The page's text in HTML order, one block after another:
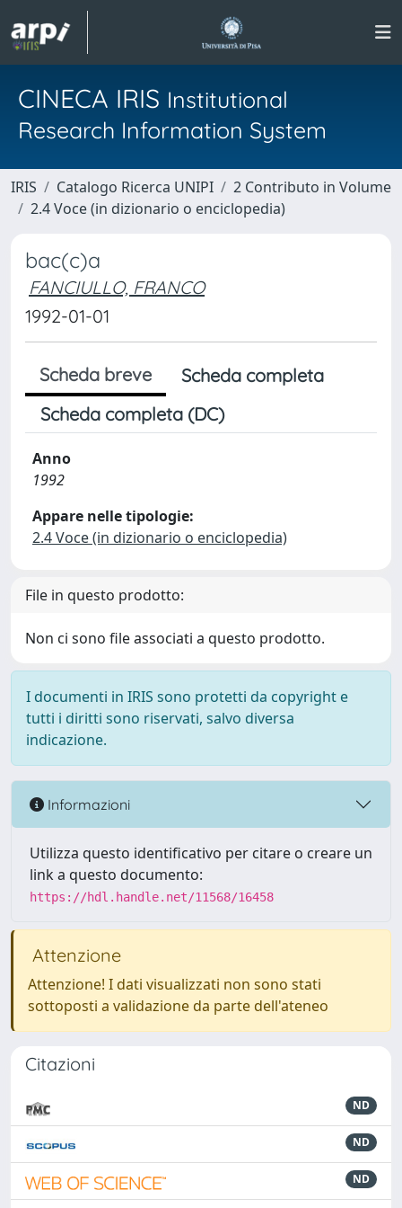
CINECA IRIS Institutional
Research Information System
IRIS Catalogo Ricerca UNIPI
2 Contributo in Volume
2.4 Voce (in dizionario o enciclopedia)
bac(c)a
FANCIULLO, FRANCO
1992-01-01
Scheda breve
Scheda completa
Scheda completa (DC)
Anno
1992
Appare nelle tipologie:
2.4 Voce (in dizionario o enciclopedia)
File in questo prodotto:
Non ci sono file associati a questo prodotto.
I documenti in IRIS sono protetti da copyright e
tutti i diritti sono riservati, salvo diversa
indicazione.
Informazioni
Utilizza questo identificativo per citare o creare un
link a questo documento:
https://hdl.handle.net/11568/16458
Attenzione
Attenzione! I dati visualizzati non sono stati
sottoposti a validazione da parte dell'ateneo
Citazioni
ND
ND
ND